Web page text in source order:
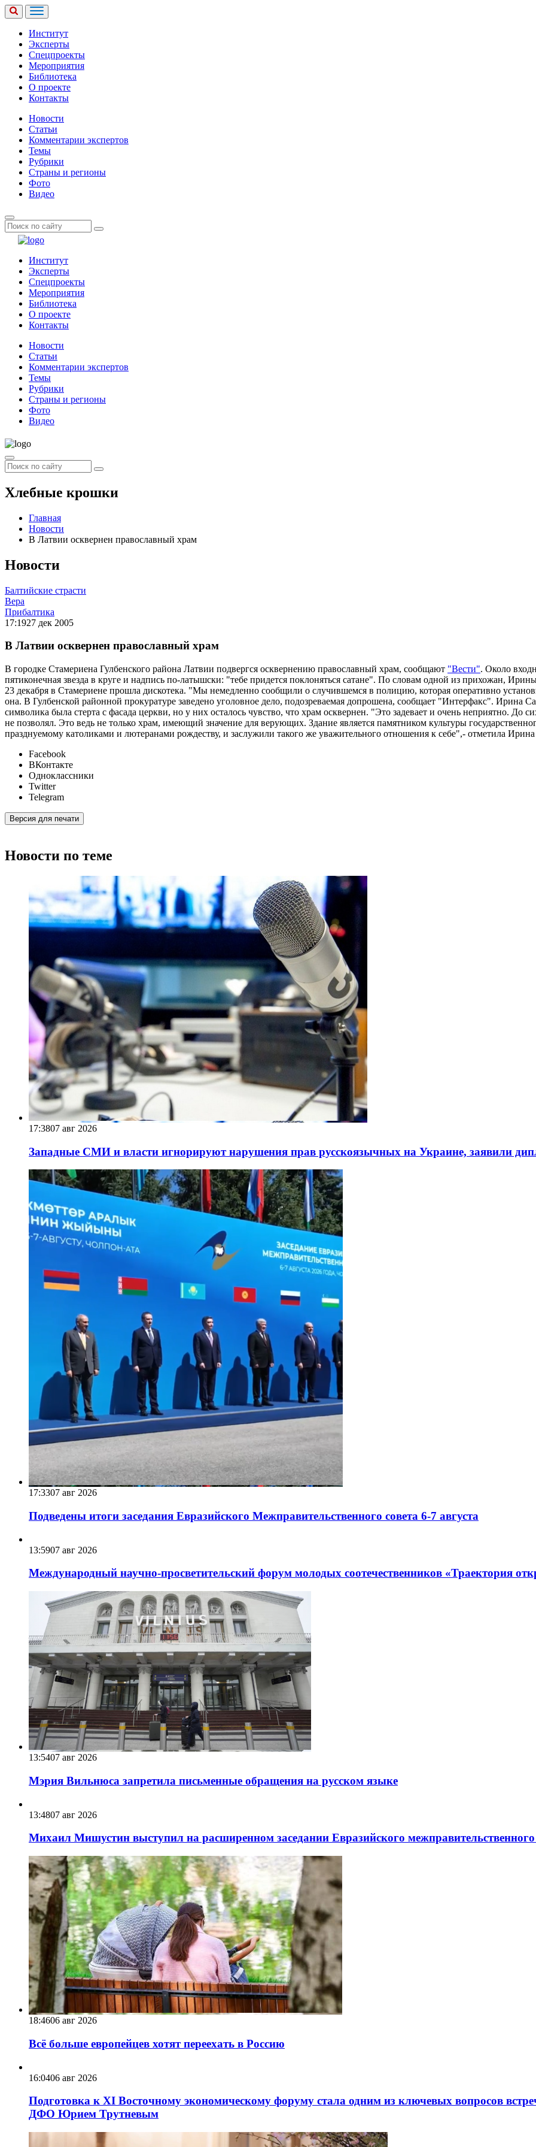
Институт
Эксперты
Спецпроекты
Мероприятия
Библиотека
О проекте
Контакты
Новости
Статьи
Комментарии экспертов
Темы
Рубрики
Страны и регионы
Фото
Видео
Институт
Эксперты
Спецпроекты
Мероприятия
Библиотека
О проекте
Контакты
Новости
Статьи
Комментарии экспертов
Темы
Рубрики
Страны и регионы
Фото
Видео
Хлебные крошки
Главная
Новости
В Латвии осквернен православный храм
Новости
Балтийские страсти
Вера
Прибалтика
17:1927 дек 2005
В Латвии осквернен православный храм
В городке Стамериена Гулбенского района Латвии подвергся осквернению православный храм, сообщают "Вести". Около
пятиконечная звезда в круге и надпись по-латышски: "тебе придется поклоняться сатане". По словам одной из прихожан,
23 декабря в Стамериене прошла дискотека. "Мы немедленно сообщили о случившемся в полицию, которая оперативно
она. В Гулбенской районной прокуратуре заведено уголовное дело, подозреваемая допрошена, сообщает "Интерфакс". Ирина
символика была стерта с фасада церкви, но у них осталось чувство, что храм осквернен. "Это задевает и очень неприятно. До
не позволял. Это ведь не только храм, имеющий значение для верующих. Здание является памятником культуры
празднуемому католиками и лютеранами рождеству, и заслужили такого же уважительного отношения к себе",- отметила
Facebook
ВКонтакте
Одноклассники
Twitter
Telegram
Версия для печати
Новости по теме
17:3807 авг 2026
Западные СМИ и власти игнорируют нарушения прав русскоязычных на Украине, заявили
17:3307 авг 2026
Подведены итоги заседания Евразийского Межправительственного совета 6-7 августа
13:5907 авг 2026
Международный научно-просветительский форум молодых соотечественников «Траектория
13:5407 авг 2026
Мэрия Вильнюса запретила письменные обращения на русском языке
13:4807 авг 2026
Михаил Мишустин выступил на расширенном заседании Евразийского
18:4606 авг 2026
Всё больше европейцев хотят переехать в Россию
16:0406 авг 2026
Подготовка к XI Восточному экономическому форуму стала одним из ключевых вопросов
ДФО Юрием Трутневым